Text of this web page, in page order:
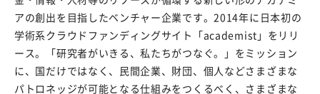
アの創出を目指したベンチャー企業です。2014年に日本初の
学術系クラウドファンディングサイト「academist」をリリ
ース。「研究者がいきる、私たちがつなぐ。」をミッション
に、国だけではなく、民間企業、財団、個人などさまざまな
パトロネッジが可能となる仕組みをつくるべく、さまざまな